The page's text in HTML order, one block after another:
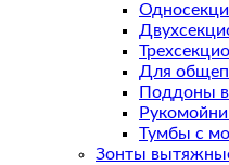
Для
Поддоны
Тумбы с
Зонты